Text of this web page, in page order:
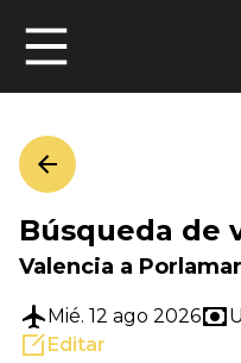
Búsqueda de
Valencia a Porlamar
Mié. 12 ago 2026
Editar